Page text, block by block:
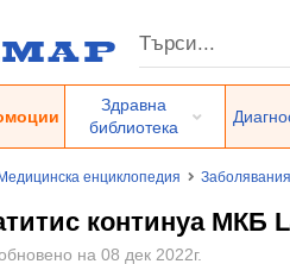
Здравна
библиотека
Медицинска енциклопедия Заболявания
континуа МКБ
на 08 дек 2022г.